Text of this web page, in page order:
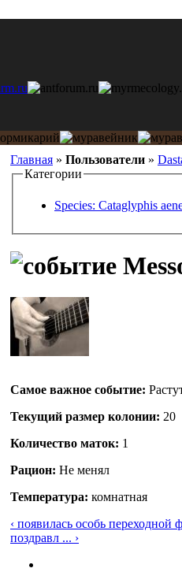
Главная » Пользователи »
Категории
Species: Cataglyphis
Самое важное событие:
Текущий размер кoлонии: 20
Количество маток: 1
Рацион: Не менял
Температура: комнатная
‹ появилась особь переходной
поздравл ... ›